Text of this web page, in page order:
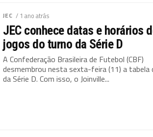
JEC / 1 ano atrás
JEC conhece datas e horários
jogos do turno da Série D
A Confederação Brasileira de Futebol (CBF)
desmembrou nesta sexta-feira (11) a tabela
da Série D. Com isso, o Joinville...